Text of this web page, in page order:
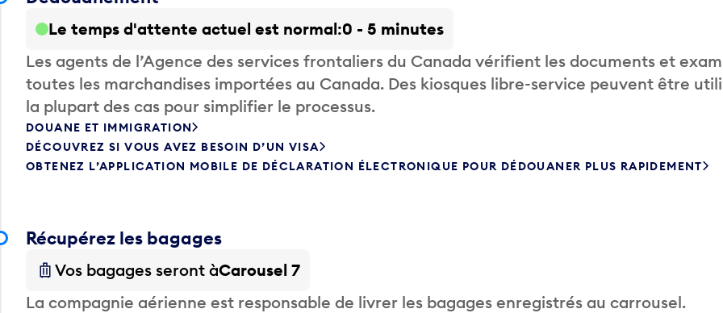
Le temps d'attente actuel est normal 0 - 5 minutes
Les agents de l’Agence des services frontaliers du Canada vérifient les documents et
toutes les marchandises importées au Canada. Des kiosques libre-service peuvent être
la plupart des cas pour simplifier le processus.
DOUANE ET IMMIGRATION
DÉCOUVREZ SI VOUS AVEZ BESOIN D’UN VISA
OBTENEZ L’APPLICATION MOBILE DE DÉCLARATION ÉLECTRONIQUE POUR DÉDOUANER PLUS RAPIDEMENT
Récupérez les bagages
Vos bagages seront àCarousel 7
La compagnie aérienne est responsable de livrer les bagages enregistrés au carrousel.